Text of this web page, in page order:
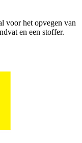
voor het opvegen van
en een stoffer.